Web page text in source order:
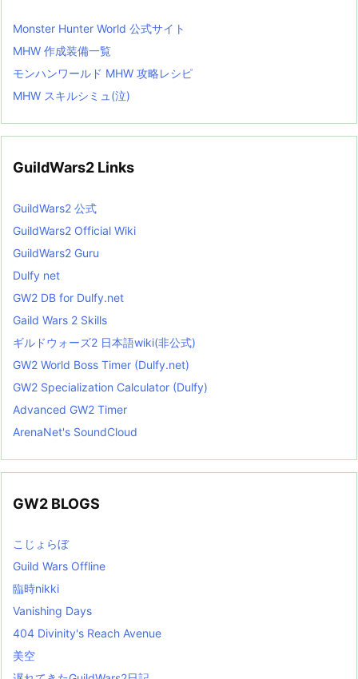
Monster Hunter World 公式サイト
MHW 作成装備一覧
モンハンワールド MHW 攻略レシピ
MHW スキルシミュ(泣)
GuildWars2 Links
GuildWars2 公式
GuildWars2 Official Wiki
GuildWars2 Guru
Dulfy net
GW2 DB for Dulfy.net
Gaild Wars 2 Skills
ギルドウォーズ2 日本語wiki(非公式)
GW2 World Boss Timer (Dulfy.net)
GW2 Specialization Calculator (Dulfy)
Advanced GW2 Timer
ArenaNet's SoundCloud
GW2 BLOGS
こじょらぼ
Guild Wars Offline
臨時nikki
Vanishing Days
404 Divinity's Reach Avenue
美空